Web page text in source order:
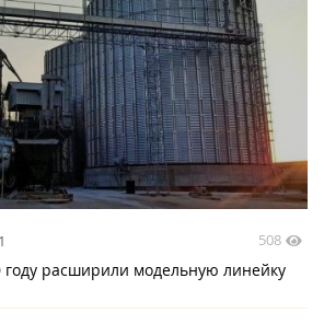
508
году расширили модельную линейку